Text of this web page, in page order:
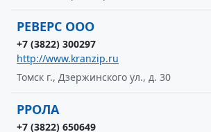
РЕВЕРС ООО
+7 (3822) 300297
http://www.kranzip.ru
Томск г., Дзержинского ул., д. 30
РРОЛА
+7 (3822) 650649